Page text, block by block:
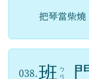
把琴當柴燒
038. 班 ㄅ
ㄢ
門